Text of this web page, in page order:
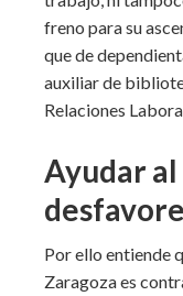
freno para su
que de
auxiliar de
Relaciones
Ayudar al
Por ello entiende
Zaragoza es